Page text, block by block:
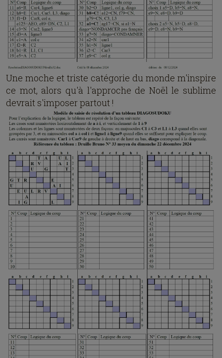
Une moche et triste catégorie du monde m'inspire
ce mot, alors qu'à l'approche de Noël le sublime
devrait s'imposer partout !